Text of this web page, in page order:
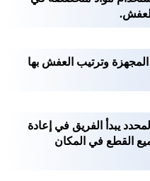
وترتيب العفش بها
يبدأ الفريق في إعادة
القطع في المكان